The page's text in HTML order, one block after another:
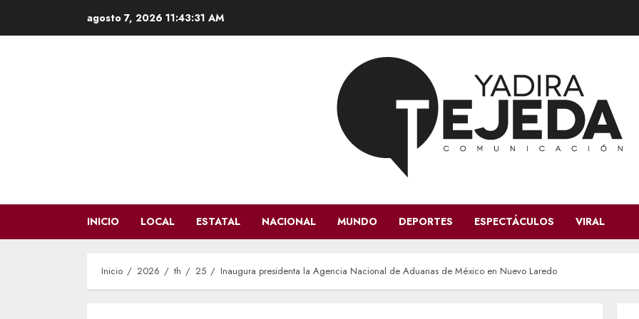
agosto 7, 2026 11:43:32 AM
INICIO LOCAL ESTATAL NACIONAL MUNDO DEPORTES ESPECTÁCULOS VIRAL
Inicio 2026 th 25 Inaugura presidenta la Agencia Nacional de Aduanas de México en Nuevo Laredo